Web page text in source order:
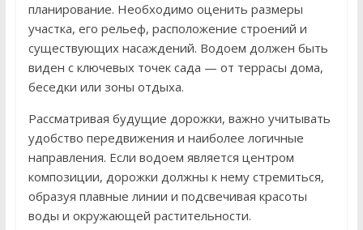
планирование. Необходимо оценить размеры
участка, его рельеф, расположение строений и
существующих насаждений. Водоем должен быть
виден с ключевых точек сада — от террасы дома,
беседки или зоны отдыха.
Рассматривая будущие дорожки, важно учитывать
удобство передвижения и наиболее логичные
направления. Если водоем является центром
композиции, дорожки должны к нему стремиться,
образуя плавные линии и подсвечивая красоты
воды и окружающей растительности.